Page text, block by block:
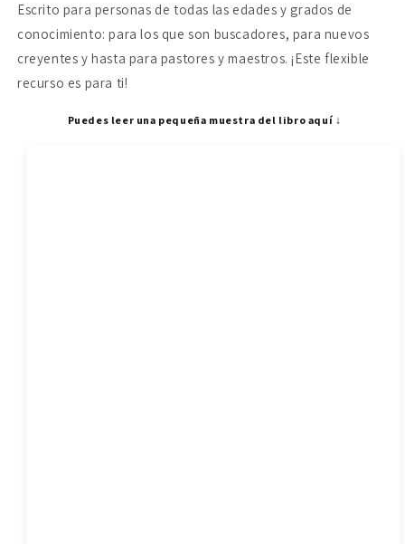
Escrito para personas de todas las edades y grados de
conocimiento: para los que son buscadores, para nuevos
creyentes y hasta para pastores y maestros. ¡Este flexible
recurso es para ti!
Puedes leer una pequeña muestra del libro aquí ↓